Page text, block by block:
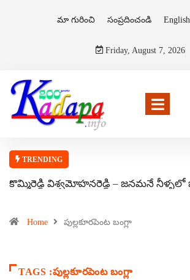
మా గురించి సంప్రదించండి
Friday, August 7, 2026
TRENDING
కొమ్మిరెడ్డి విశ్వమోహనరెడ్డి – జనమనే నీళ్ళలో
Home పుల్లకూరపెంట బంగ్లా
TAGS :పుల్లకూరపెంట బంగ్లా